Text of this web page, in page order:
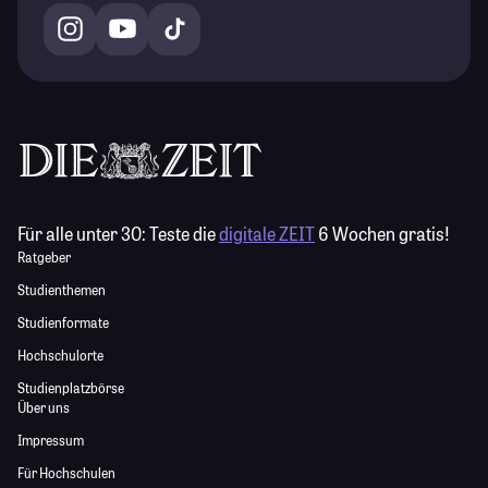
Für alle unter 30:Teste diedigitale ZEIT6 Wochen gratis!
Ratgeber
Studienthemen
Studienformate
Hochschulorte
Studienplatzbörse
Über uns
Impressum
Für Hochschulen